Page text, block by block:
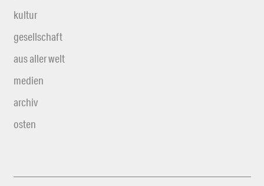
kultur
gesellschaft
aus aller welt
medien
archiv
osten